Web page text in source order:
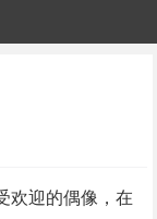
欢迎的偶像，在